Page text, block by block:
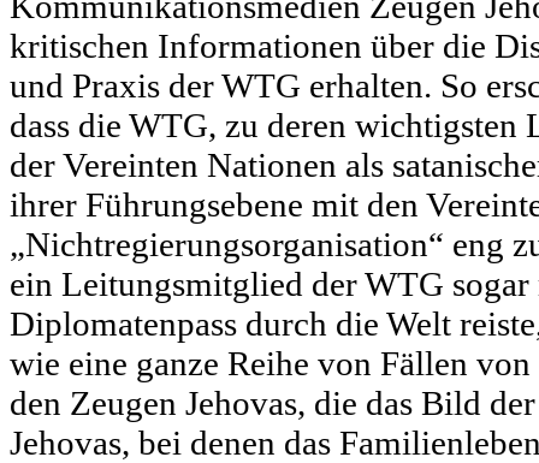
kritischen Informationen über die
und Praxis der WTG erhalten. So
dass die WTG, zu deren wichtigsten
der Vereinten Nationen als
ihrer Führungsebene mit den
„Nichtregierungsorganisation“ eng
ein Leitungsmitglied der WTG
Diplomatenpass durch die Welt
wie eine ganze Reihe von Fällen
den Zeugen Jehovas, die das Bild
Jehovas, bei denen das